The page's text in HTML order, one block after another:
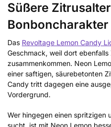
Süßere
Bonboncharakter
Das Revoltage Lemon Candy
Geschmack, weil dort
zusammenkommen. Neon
einer saftigen, säurebetonten
Candy tritt dagegen eine
Vordergrund.
Wer hingegen einen spritzigen
sucht, ist mit Neon Lemon